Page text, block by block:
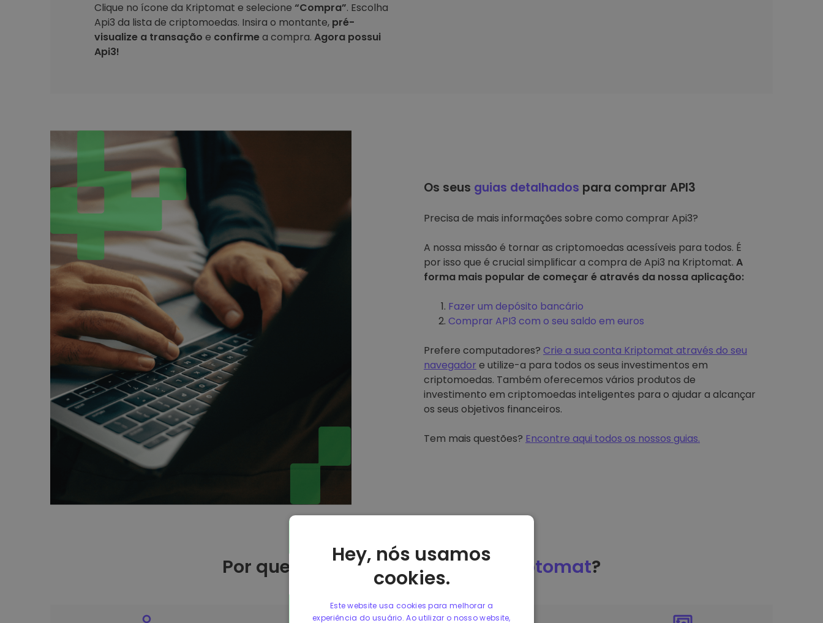
Clique no ícone da Kriptomat e selecione “Compra”. Escolha
Api3 da lista de criptomoedas. Insira o montante, pré-
visualize a transação e confirmea compra. Agora possui
Api3!
Os seus guias detalhados para comprar API3
Precisa de mais informações sobre como comprar Api3?
A nossa missão é tornar as criptomoedas acessíveis para todos. É
por isso que é crucial simplificar a compra de Api3 na Kriptomat. A
forma mais popular de começar é através da nossa aplicação:
Fazer um depósito bancário
Comprar API3 com o seu saldo em euros
Prefere computadores? Crie a sua conta Kriptomat através do seu
navegador e utilize-a para todos os seus investimentos em
criptomoedas. Também oferecemos vários produtos de
investimento em criptomoedas inteligentes para o ajudar a alcançar
os seus objetivos financeiros.
Tem mais questões? Encontre aqui todos os nossos guias.
Por que devo comprar Api3 na Kriptomat?
Hey, nós usamos
cookies.
Este website usa cookies para melhorar a
experiência do usuário. Ao utilizar o nosso website,